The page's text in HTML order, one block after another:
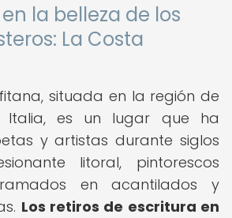
la belleza de los
La Costa
situada en la región de
Italia, es un lugar que ha
y artistas durante siglos
litoral, pintorescos
en acantilados y
Los retiros de escritura en